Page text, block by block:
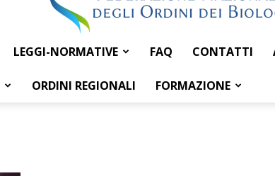
Federazione
LEGGI-NORMATIVE FAQ CONTATTI
ORDINI REGIONALI FORMAZIONE